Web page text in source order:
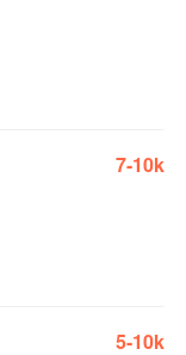
7-10k
5-10k